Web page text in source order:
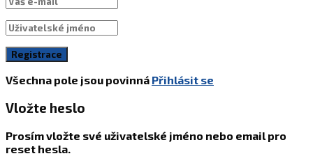
Všechna pole jsou povinná Přihlásit se
Vložte heslo
Prosím vložte své uživatelské jméno nebo email pro
reset hesla.